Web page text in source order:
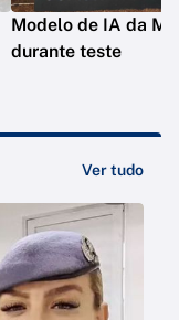
Modelo de IA da
durante teste
Ver tudo